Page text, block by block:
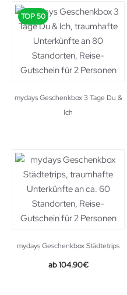
TOP 50
mydays Geschenkbox 3 Tage Du &
Ich
mydays Geschenkbox Städtetrips
104.90€